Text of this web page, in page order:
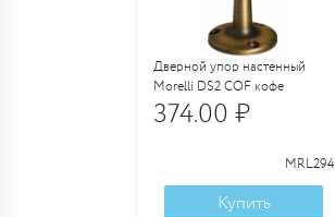
Дверной упор настенный
Morelli DS2 COF кофе
374.00 ₽
MRL294
Купить